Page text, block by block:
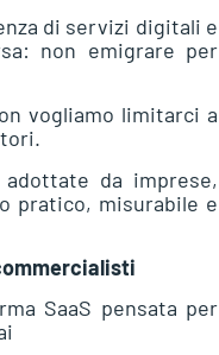
di servizi digitali e
non emigrare per
vogliamo limitarci a
da imprese,
pratico, misurabile e
SaaS pensata per